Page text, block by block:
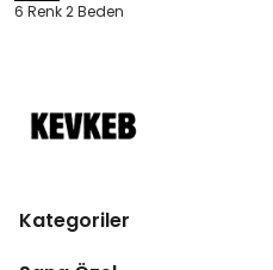
6 Renk 2 Beden
Kategoriler